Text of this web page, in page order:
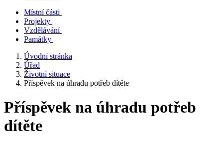
Místní části
Projekty
Vzdělávání
Památky
Úvodní stránka
Úřad
Životní situace
Příspěvek na úhradu potřeb dítěte
Příspěvek na úhradu potřeb
dítěte